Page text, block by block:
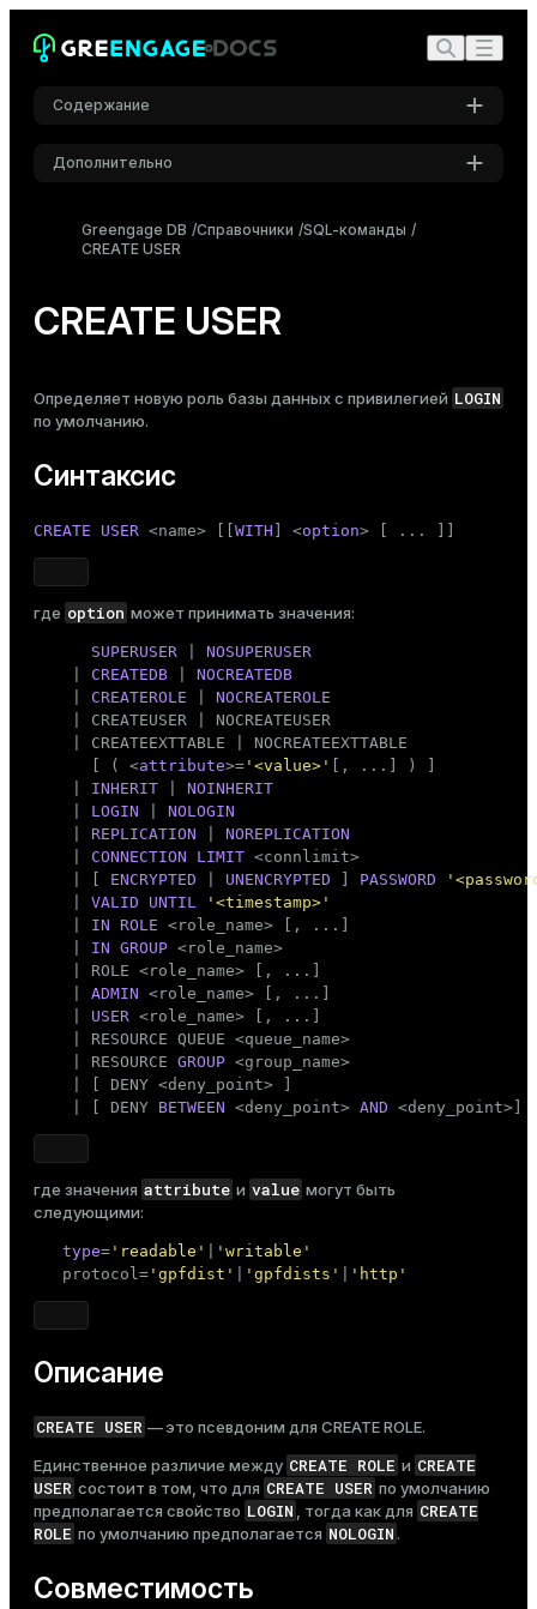
Содержание
Синтаксис
Совместимость
Дополнительно
Средний
Greengage DB Справочники SQL-команды
CREATE USER
CREATE USER
Определяет новую роль базы данных с привилегией LOGIN
по умолчанию.
Синтаксис
CREATE USER <name> [[ WITH ] <option> [ ... ]]
где option может принимать значения:
SUPERUSER
NOSUPERUSER
CREATEDB
NOCREATEDB
CREATEROLE
NOCREATEROLE
    | CREATEUSER | NOCREATEUSER
    | CREATEEXTTABLE | NOCREATEEXTTABLE
      [ ( <
attribute>= '<value>'
[, ...] ) ]
INHERIT
NOINHERIT
LOGIN
NOLOGIN
REPLICATION
NOREPLICATION
CONNECTION LIMIT <connlimit>
ENCRYPTED UNENCRYPTED PASSWORD
VALID UNTIL
'<timestamp>'
IN ROLE <role_name> [, ...]
IN GROUP <role_name>
    | ROLE <role_name> [, ...]
ADMIN <role_name> [, ...]
USER <role_name> [, ...]
    | RESOURCE QUEUE <queue_name>
    | RESOURCE
GROUP <group_name>
    | [ DENY <deny_point> ]
    | [ DENY
BETWEEN <deny_point> AND <deny_point>]
где значения attribute и value могут быть
следующими:
type= 'readable'
'writable'
   protocol=
'gpfdist' 'gpfdists' 'http'
Описание
CREATE USER — это псевдоним для CREATE ROLE.
Единственное различие между CREATE ROLE и CREATE
USER состоит в том, что для CREATE USER по умолчанию
предполагается свойство LOGIN , тогда как для CREATE
ROLE по умолчанию предполагается NOLOGIN.
Совместимость